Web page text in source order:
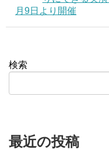
月9日より開催
検索
最近の投稿